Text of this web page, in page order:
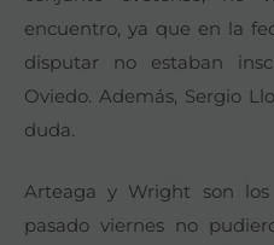
encuentro, ya que en la
disputar no estaban
Oviedo. Además, Sergio
duda.
Arteaga y Wright son
pasado viernes no